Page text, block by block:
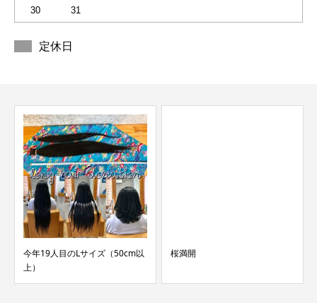
30 31
定休日
今年19人目のLサイズ（50cm以
上）
桜満開